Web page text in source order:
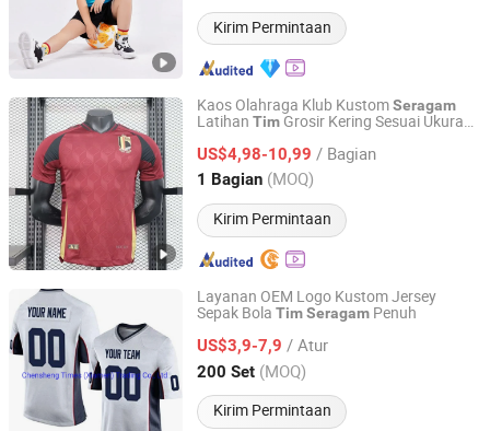
Kirim Permintaan
Kaos Olahraga Klub KustomSeragam
Latihan Tim Grosir Kering Sesuai Ukuran
US$4,98-10,99 / Bagian
1 Bagian (MOQ)
Kirim Permintaan
Guangzhou Rainjoys Sports Goods Co., Ltd
Guangdong, China Harga mulai 2025
Layanan OEM Logo Kustom Jersey
Sepak Bola TimSeragam Penuh
US$3,9-7,9 / Atur
200 Set (MOQ)
Kirim Permintaan
Times Chensheng (Xiamen) Trading Co., Ltd.
Fujian, China Harga mulai 2020